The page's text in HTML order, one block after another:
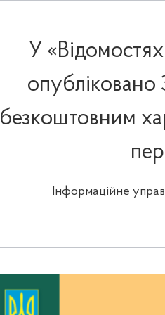
У
безкоштовним
Інформаційне